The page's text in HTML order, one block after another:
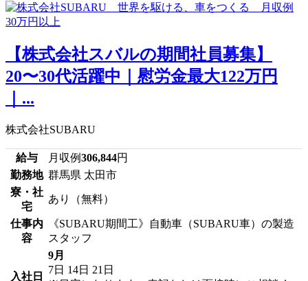
【株式会社スバルの期間社員募集】
20〜30代活躍中｜慰労金最大122万円
｜...
株式会社SUBARU
給与 月収例306,844円
勤務地 群馬県 太田市
寮・社
宅
あり（無料）
仕事内
容
《SUBARU期間工》自動車（SUBARU車）の製造
スタッフ
入社日
9月
7日 14日 21日